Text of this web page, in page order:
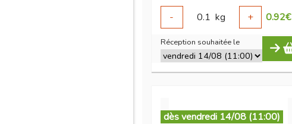
-
0.1 kg + 0.92€
Réception souhaitée le
dès vendredi 14/08 (11:00)